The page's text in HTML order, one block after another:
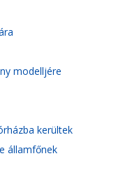
modelljére
kerültek
államfőnek